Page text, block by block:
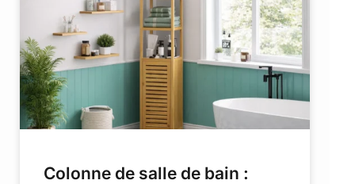
Colonne de salle de bain :